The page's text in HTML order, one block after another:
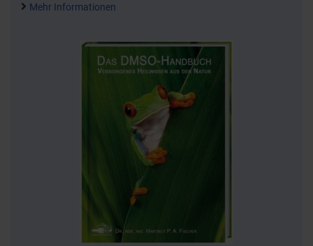
Mehr Informationen